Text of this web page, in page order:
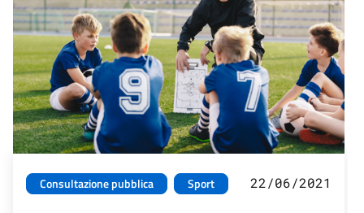
Consultazione pubblica Sport 22/06/2021